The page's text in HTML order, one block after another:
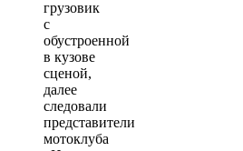
грузовик
с
обустроенной
в кузове
сценой,
далее
следовали
представители
мотоклуба